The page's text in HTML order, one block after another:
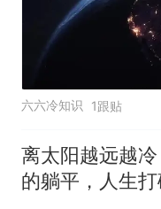
六六冷知识 1跟贴
离太阳越远越
的躺平，人生打